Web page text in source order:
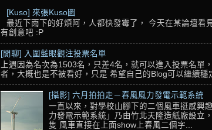
[Kuso] 來張Kuso圖
最近下雨下的好煩阿，人都快發霉了， 今天在某論壇
有創意吧 :P
[閒聊] 入圍藍眼觀注投票名單
上週因為名次為1503名，只差4名，就可以進入投票名
者，大概也是不被看好，只是 希望自己的Blog可以繼續
[攝影] 六月拍拍走－春風風力發電示範系統
一直以來，對學校山腳下的二個風車挺感興
力發電示範系統」乃由竹北天隆造紙廠設立
隻 風車直接在上面show上春風二個字...